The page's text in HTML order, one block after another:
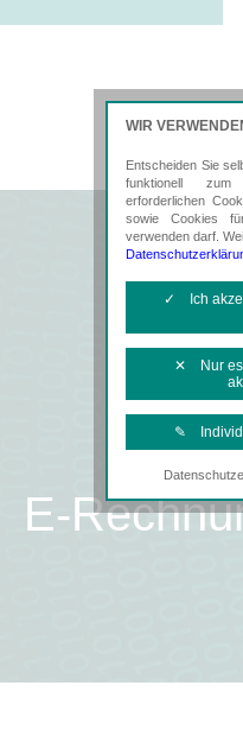
E-
WIR
Entscheiden Sie
funktionell
erforderlichen
sowie Cookies
verwenden darf.
✓ Ich
✕ Nur
✎
Diese
Tracking-
Diese
unsere
zu